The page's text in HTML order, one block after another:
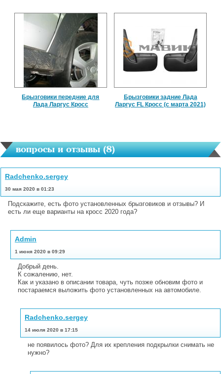
Брызговики передние для
Лада Ларгус Кросс
Брызговики задние Лада
Ларгус FL Кросс (с марта 2021)
вопросы и отзывы (8)
Radchenko.sergey
30 мая 2020 в 01:23
Подскажите, есть фото установленных брызговиков и отзывы? И
есть ли еще варианты на кросс 2020 года?
Admin
1 июня 2020 в 09:29
Добрый день.
К сожалению, нет.
Как и указано в описании товара, чуть позже обновим фото и
постараемся выложить фото установленных на автомобиле.
Radchenko.sergey
14 июля 2020 в 17:15
не появилось фото? Для их крепления подкрылки снимать не
нужно?